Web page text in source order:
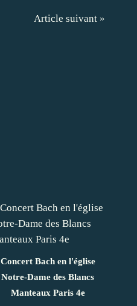
Article suivant »
Concert Bach en l'église
Notre-Dame des Blancs
Manteaux Paris 4e